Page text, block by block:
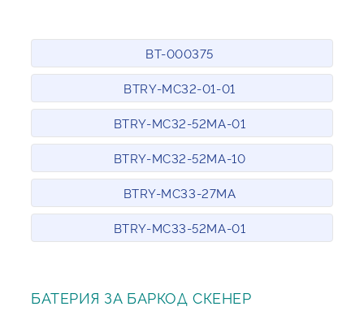
BT-000375
BTRY-MC32-01-01
BTRY-MC32-52MA-01
BTRY-MC32-52MA-10
BTRY-MC33-27MA
BTRY-MC33-52MA-01
БАТЕРИЯ ЗА БАРКОД СКЕНЕР